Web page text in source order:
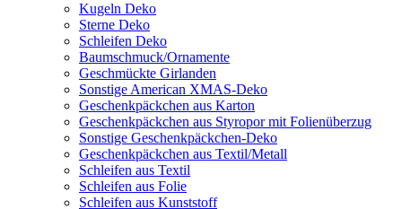
Kugeln Deko
Sterne Deko
Schleifen Deko
Baumschmuck/Ornamente
Geschmückte Girlanden
Sonstige American XMAS-Deko
Geschenkpäckchen aus Karton
Geschenkpäckchen aus Styropor mit Folienüberzug
Sonstige Geschenkpäckchen-Deko
Geschenkpäckchen aus Textil/Metall
Schleifen aus Textil
Schleifen aus Folie
Schleifen aus Kunststoff